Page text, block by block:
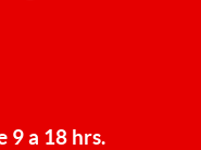
9 a 18 hrs.